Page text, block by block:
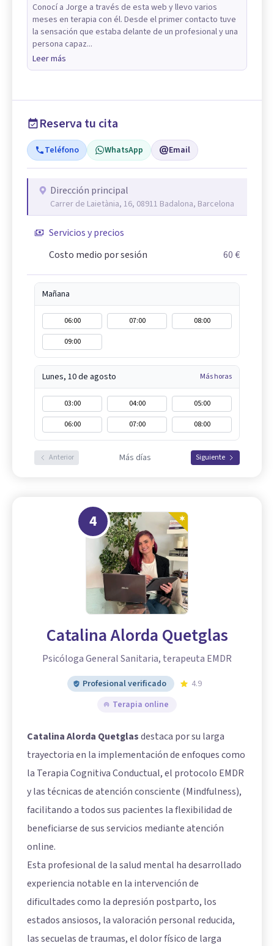
Conocí a Jorge a través de esta web y llevo varios
meses en terapia con él. Desde el primer contacto tuve
la sensación que estaba delante de un profesional y una
persona capaz...
Leer más
Reserva tu cita
Teléfono WhatsApp Email
Dirección principal
Carrer de Laietània, 16, 08911 Badalona, Barcelona
Servicios y precios
Costo medio por sesión
60 €
Mañana
06:00 07:00
08:00
09:00
Lunes, 10 de agosto Más horas
03:00 04:00
05:00
06:00
07:00 08:00
Anterior Más días Siguiente
4
Catalina Alorda Quetglas
Psicóloga General Sanitaria, terapeuta EMDR
Profesional verificado
4.9
Terapia online
Catalina Alorda Quetglasdestaca por su larga
trayectoria en la implementación de enfoques como
la Terapia Cognitiva Conductual, el protocolo EMDR
y las técnicas de atención consciente (Mindfulness),
facilitando a todos sus pacientes la flexibilidad de
beneficiarse de sus servicios mediante atención
online.
Esta profesional de la salud mental ha desarrollado
experiencia notable en la intervención de
dificultades como la depresión postparto, los
estados ansiosos, la valoración personal reducida,
las secuelas de traumas, el dolor físico de larga